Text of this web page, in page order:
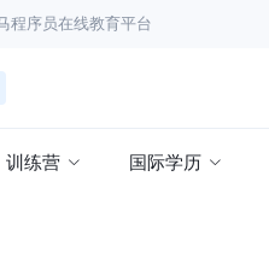
程序员在线教育平台
训练营 国际学历